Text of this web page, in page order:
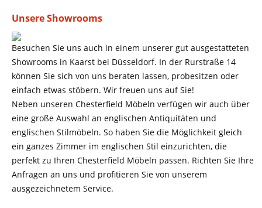
Unsere Showrooms
Besuchen Sie uns auch in einem unserer gut ausgestatteten
Showrooms in Kaarst bei Düsseldorf. In der Rurstraße 14
können Sie sich von uns beraten lassen, probesitzen oder
einfach etwas stöbern. Wir freuen uns auf Sie!
Neben unseren Chesterfield Möbeln verfügen wir auch über
eine große Auswahl an englischen Antiquitäten und
englischen Stilmöbeln. So haben Sie die Möglichkeit gleich
ein ganzes Zimmer im englischen Stil einzurichten, die
perfekt zu Ihren Chesterfield Möbeln passen. Richten Sie Ihre
Anfragen an uns und profitieren Sie von unserem
ausgezeichnetem Service.